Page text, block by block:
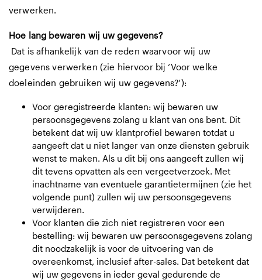
verwerken.
Hoe lang bewaren wij uw gegevens?
Dat is afhankelijk van de reden waarvoor wij uw
gegevens verwerken (zie hiervoor bij ‘Voor welke
doeleinden gebruiken wij uw gegevens?’):
Voor geregistreerde klanten: wij bewaren uw
persoonsgegevens zolang u klant van ons bent. Dit
betekent dat wij uw klantprofiel bewaren totdat u
aangeeft dat u niet langer van onze diensten gebruik
wenst te maken. Als u dit bij ons aangeeft zullen wij
dit tevens opvatten als een vergeetverzoek. Met
inachtname van eventuele garantietermijnen (zie het
volgende punt) zullen wij uw persoonsgegevens
verwijderen.
Voor klanten die zich niet registreren voor een
bestelling: wij bewaren uw persoonsgegevens zolang
dit noodzakelijk is voor de uitvoering van de
overeenkomst, inclusief after-sales. Dat betekent dat
wij uw gegevens in ieder geval gedurende de